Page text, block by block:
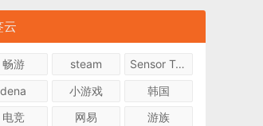
云
畅游 steam
Sensor Tower
dena
小游戏
韩国
电竞
网易
游族